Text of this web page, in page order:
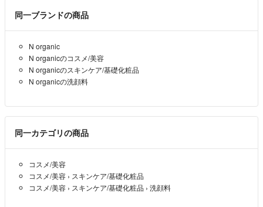
同一ブランドの商品
N organic
N organicのコスメ/美容
N organicのスキンケア/基礎化粧品
N organicの洗顔料
同一カテゴリの商品
コスメ/美容
コスメ/美容 › スキンケア/基礎化粧品
コスメ/美容 › スキンケア/基礎化粧品 › 洗顔料